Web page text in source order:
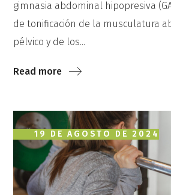
gimnasia abdominal hipopresiva
de tonificación de la musculatura
pélvico y de los...
Read more
19 DE AGOSTO DE 2024